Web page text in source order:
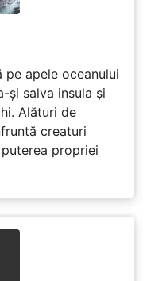
pe apele oceanului
și salva insula și
Alături de
creaturi
propriei